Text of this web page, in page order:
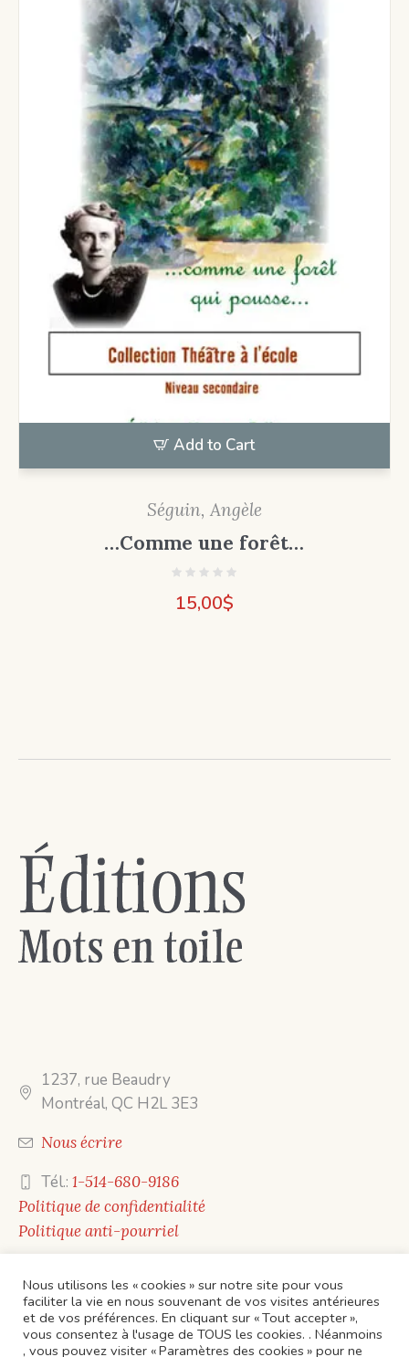
Add to Cart
Séguin, Angèle
…Comme une forêt…
15,00$
1237, rue Beaudry
Montréal, QC H2L 3E3
Nous écrire
Tél.:1-514-680-9186
Politique de confidentialité
Politique anti-pourriel
Nous utilisons les « cookies » sur notre site pour vous
faciliter la vie en nous souvenant de vos visites antérieures
et de vos préférences. En cliquant sur « Tout accepter »,
vous consentez à l'usage de TOUS les cookies. . Néanmoins
, vous pouvez visiter « Paramètres des cookies » pour ne